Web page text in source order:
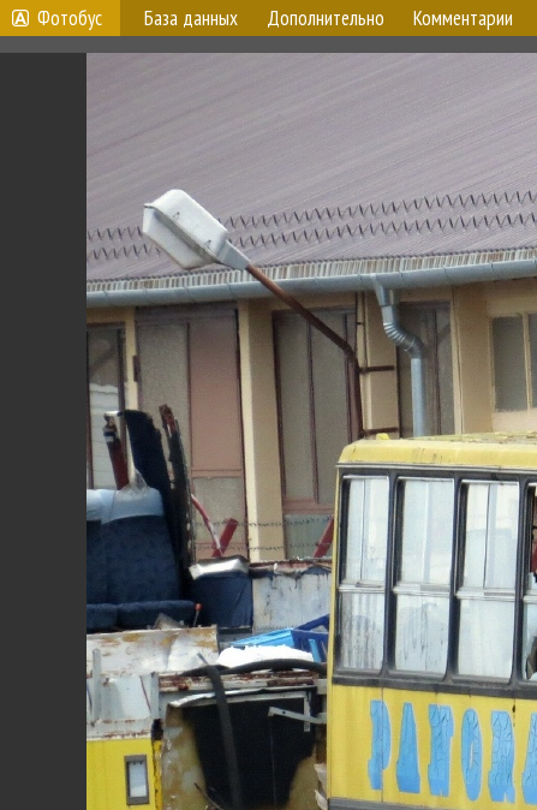
Фотобус База данных Дополнительно Комментарии